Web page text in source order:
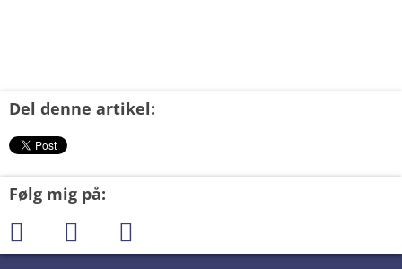
Del denne artikel:
Følg mig på: